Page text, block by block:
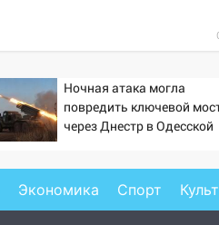
Ночная атака могла
повредить ключевой
через Днестр в Одесской
Экономика Спорт